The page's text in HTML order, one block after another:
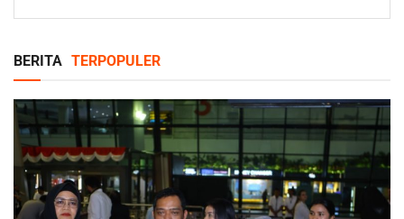
BERITA TERPOPULER